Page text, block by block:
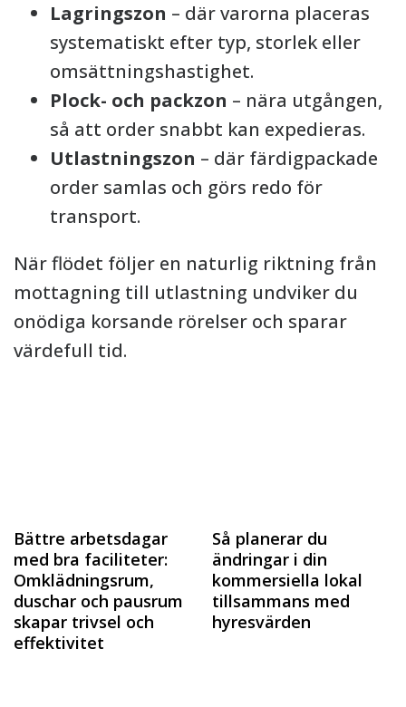
Lagringszon – där varorna placeras
systematiskt efter typ, storlek eller
omsättningshastighet.
Plock- och packzon – nära utgången,
så att order snabbt kan expedieras.
Utlastningszon – där färdigpackade
order samlas och görs redo för
transport.
När flödet följer en naturlig riktning från
mottagning till utlastning undviker du
onödiga korsande rörelser och sparar
värdefull tid.
Bättre arbetsdagar
med bra faciliteter:
Omklädningsrum,
duschar och pausrum
skapar trivsel och
effektivitet
Så planerar du
ändringar i din
kommersiella lokal
tillsammans med
hyresvärden